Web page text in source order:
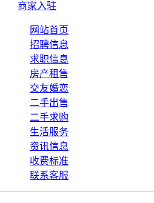
商家入驻
网站首页
招聘信息
求职信息
房产租售
交友婚恋
二手出售
二手求购
生活服务
资讯信息
收费标准
联系客服